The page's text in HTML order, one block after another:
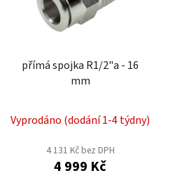
k
přímá spojka R1/2"a - 16
mm
Vyprodáno (dodání 1-4 týdny)
4 131 Kč bez DPH
4 999 Kč